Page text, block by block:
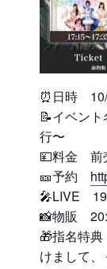
⏰日時
📝イベン
行〜
💴料金 前
🎫予約
🎤LIVE
📸物販
🎁指名特
けまして